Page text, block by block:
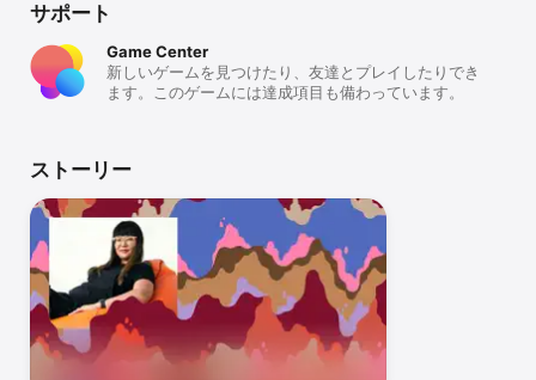
サポート
Game Center
新しいゲームを見つけたり、友達とプレイしたりでき
ます。このゲームには達成項目も備わっています。
ストーリー